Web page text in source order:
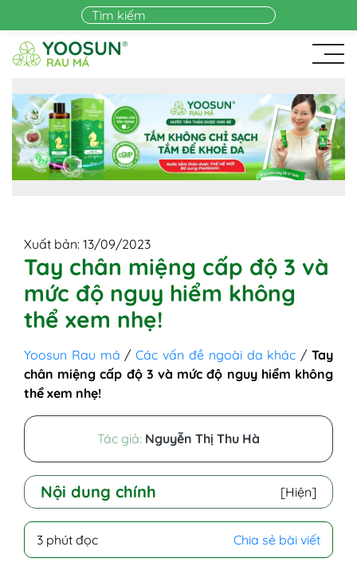
Skip to main content
Xuất bản: 13/09/2023
Tay chân miệng cấp độ 3 và
mức độ nguy hiểm không
thể xem nhẹ!
Yoosun Rau má /Các vấn đề ngoài da khác /Tay
chân miệng cấp độ 3 và mức độ nguy hiểm không
thể xem nhẹ!
Tác giả: Nguyễn Thị Thu Hà
Nội dung chính [Hiện]
bệnh tay chân miệng độ 3
3 phút đọc Chia sẻ bài viết